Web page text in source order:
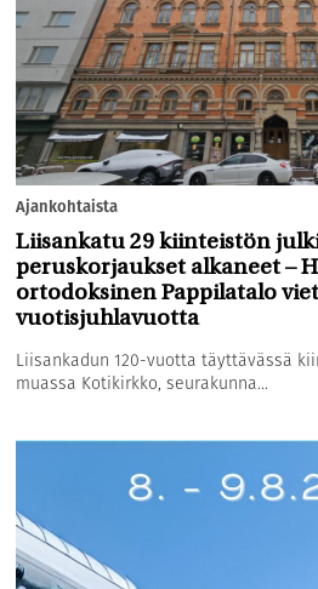
Ajankohtaista
Liisankatu 29 kiinteistön
peruskorjaukset alkaneet –
ortodoksinen Pappilatalo
vuotisjuhlavuotta
Liisankadun 120-vuotta täyttävässä
muassa Kotikirkko, seurakunna...